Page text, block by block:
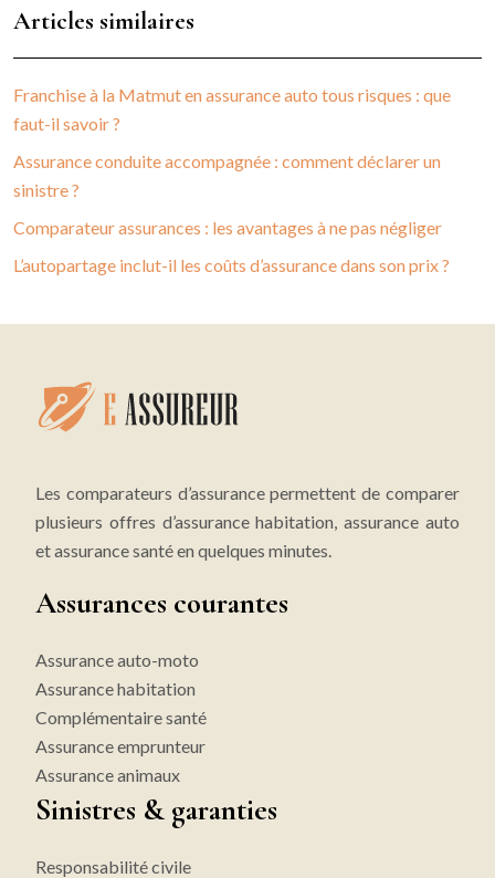
Articles similaires
Franchise à la Matmut en assurance auto tous risques : que
faut-il savoir ?
Assurance conduite accompagnée : comment déclarer un
sinistre ?
Comparateur assurances : les avantages à ne pas négliger
L’autopartage inclut-il les coûts d’assurance dans son prix ?
Les comparateurs d’assurance permettent de comparer
plusieurs offres d’assurance habitation, assurance auto
et assurance santé en quelques minutes.
Assurances courantes
Assurance auto-moto
Assurance habitation
Complémentaire santé
Assurance emprunteur
Assurance animaux
Sinistres & garanties
Responsabilité civile